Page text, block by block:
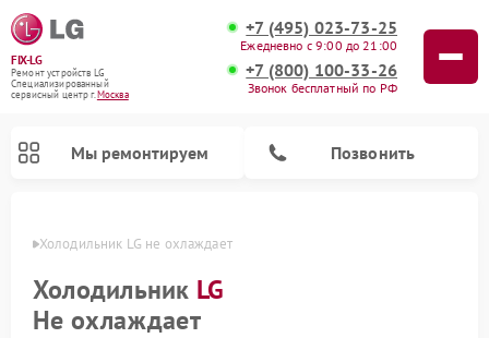
FIX-LG
Ремонт устройств LG
Специализированный
cервисный центр г.Москва
+7 (495) 023-73-25
Ежедневно с 9:00 до 21:00
+7 (800) 100-33-26
Звонок бесплатный по РФ
Мы ремонтируем Позвонить
Холодильник LG не охлаждает
Холодильник LG
Не охлаждает